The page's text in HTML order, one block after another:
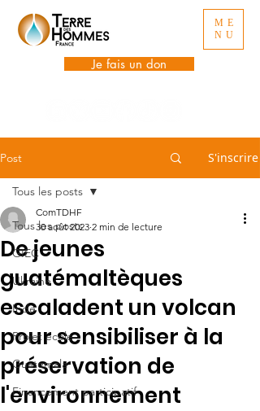
ME
NU
Je fais un don
Post S'inscrire
Tous les posts
GIEC
Ukraine
Inde
Projet école
Guatemala
Financement participatif
Tous les posts
De jeunes
guatémaltèques
escaladent un volcan
pour sensibiliser à la
préservation de
l'environnement
ComTDHF
30 août 2023 2 min de lecture